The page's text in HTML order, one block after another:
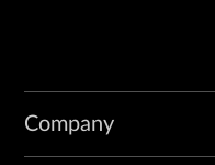
Company